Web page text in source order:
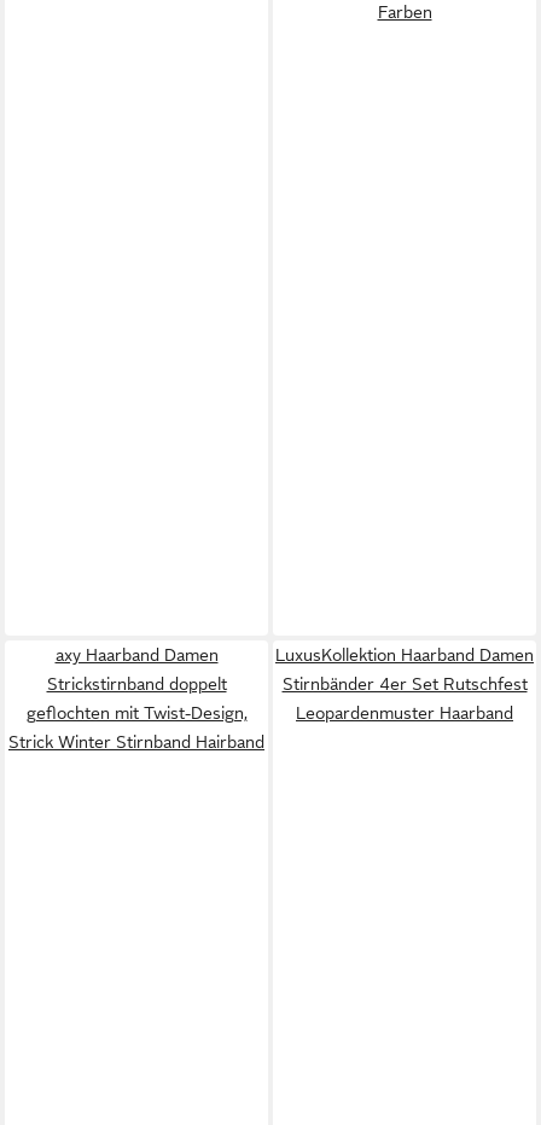
Farben
axy Haarband Damen
Strickstirnband doppelt
geflochten mit Twist-Design,
Strick Winter Stirnband Hairband
LuxusKollektion Haarband Damen
Stirnbänder 4er Set Rutschfest
Leopardenmuster Haarband